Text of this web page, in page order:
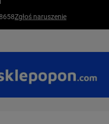
Zgłoś naruszenie